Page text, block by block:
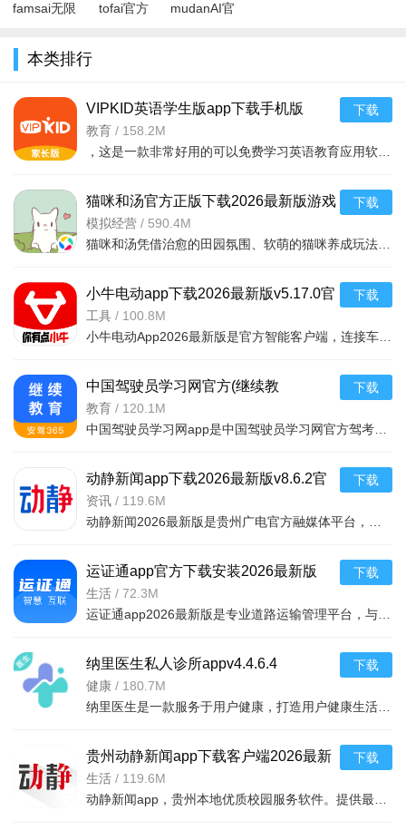
famsai无限
v1.0安卓免
tofai官方
mudanAI官
本类排行
VIPKID英语学生版app下载手机版
v5.2.9安卓版
教育 / 158.2M
下载
猫咪和汤官方正版下载2026最新版游戏
v4.26.0安卓版
模拟经营 / 590.4M
下载
小牛电动app下载2026最新版v5.17.0官
方版
工具 / 100.8M
下载
中国驾驶员学习网官方(继续教
育)appV2.8.95安卓版
教育 / 120.1M
下载
动静新闻app下载2026最新版v8.6.2官
方版
资讯 / 119.6M
下载
运证通app官方下载安装2026最新版
v3.0.3官方版
生活 / 72.3M
下载
纳里医生私人诊所appv4.4.6.4
健康 / 180.7M
下载
贵州动静新闻app下载客户端2026最新
版v8.6.2官方最新安卓版
生活 / 119.6M
下载